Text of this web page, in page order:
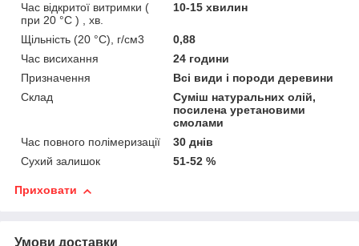
Час відкритої витримки (
при 20 °С ) , хв.
10-15 хвилин
Щільність (20 °С), г/см3
0,88
Час висихання
24 години
Призначення
Всі види і породи деревини
Склад
Суміш натуральних олій,
посилена уретановими
смолами
Час повного полімеризації
30 днів
Сухий залишок
51-52 %
Приховати
Умови доставки